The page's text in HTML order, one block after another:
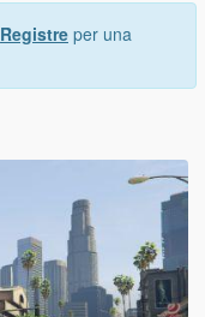
Registre per una